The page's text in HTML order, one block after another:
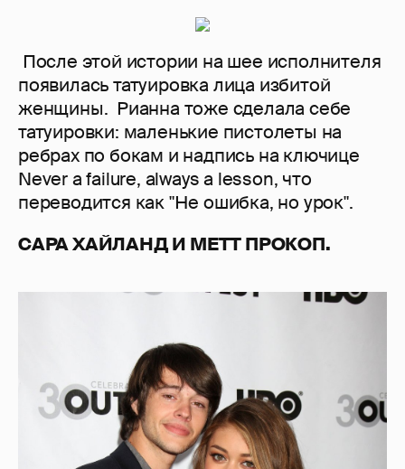
После этой истории на шее исполнителя
появилась татуировка лица избитой
женщины. Рианна тоже сделала себе
татуировки: маленькие пистолеты на
ребрах по бокам и надпись на ключице
Never a failure, always a lesson, что
переводится как "Не ошибка, но урок".
САРА ХАЙЛАНД И МЕТТ ПРОКОП.